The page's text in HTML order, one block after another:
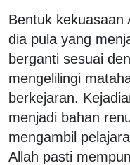
Bentuk kekuasaan
dia pula yang
berganti sesuai
mengelilingi
berkejaran.
menjadi bahan
mengambil
Allah pasti